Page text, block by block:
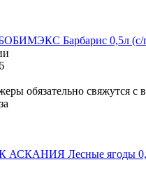
Барбарис 0,5л (с/
обязательно свяжутся с